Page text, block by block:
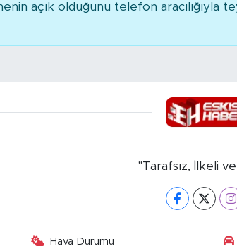
açık olduğunu telefon aracılığıyla
"Tarafsız, İlkeli ve
Hava Durumu